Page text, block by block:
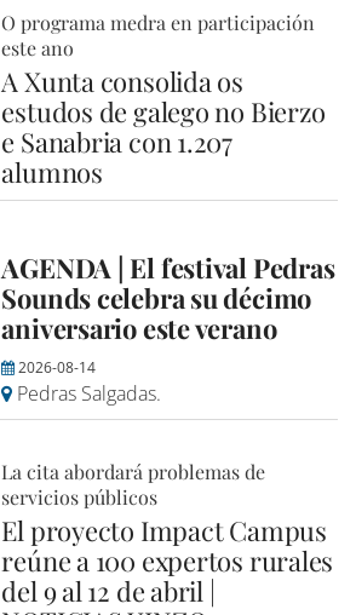
O programa medra en participación
este ano
A Xunta consolida os
estudos de galego no Bierzo
e Sanabria con 1.207
alumnos
AGENDA | El festival Pedras
Sounds celebra su décimo
aniversario este verano
2026-08-14
Pedras Salgadas.
La cita abordará problemas de
servicios públicos
El proyecto Impact Campus
reúne a 100 expertos rurales
del 9 al 12 de abril |